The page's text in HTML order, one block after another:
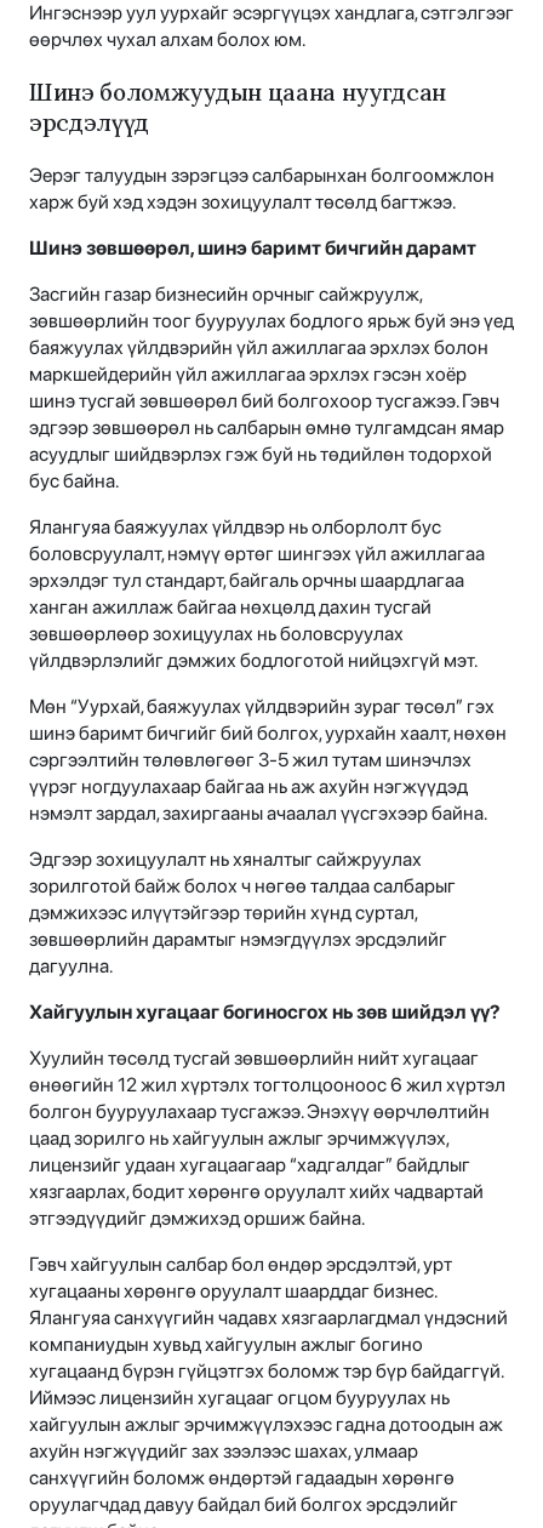
Ингэснээр уул уурхайг эсэргүүцэх хандлага, сэтгэлгээг
өөрчлөх чухал алхам болох юм.
Шинэ боломжуудын цаана нуугдсан
эрсдэлүүд
Эерэг талуудын зэрэгцээ салбарынхан болгоомжлон
харж буй хэд хэдэн зохицуулалт төсөлд багтжээ.
Шинэ зөвшөөрөл, шинэ баримт бичгийн дарамт
Засгийн газар бизнесийн орчныг сайжруулж,
зөвшөөрлийн тоог бууруулах бодлого ярьж буй энэ үед
баяжуулах үйлдвэрийн үйл ажиллагаа эрхлэх болон
маркшейдерийн үйл ажиллагаа эрхлэх гэсэн хоёр
шинэ тусгай зөвшөөрөл бий болгохоор тусгажээ. Гэвч
эдгээр зөвшөөрөл нь салбарын өмнө тулгамдсан ямар
асуудлыг шийдвэрлэх гэж буй нь төдийлөн тодорхой
бус байна.
Ялангуяа баяжуулах үйлдвэр нь олборлолт бус
боловсруулалт, нэмүү өртөг шингээх үйл ажиллагаа
эрхэлдэг тул стандарт, байгаль орчны шаардлагаа
ханган ажиллаж байгаа нөхцөлд дахин тусгай
зөвшөөрлөөр зохицуулах нь боловсруулах
үйлдвэрлэлийг дэмжих бодлоготой нийцэхгүй мэт.
Мөн “Уурхай, баяжуулах үйлдвэрийн зураг төсөл” гэх
шинэ баримт бичгийг бий болгох, уурхайн хаалт, нөхөн
сэргээлтийн төлөвлөгөөг 3-5 жил тутам шинэчлэх
үүрэг ногдуулахаар байгаа нь аж ахуйн нэгжүүдэд
нэмэлт зардал, захиргааны ачаалал үүсгэхээр байна.
Эдгээр зохицуулалт нь хяналтыг сайжруулах
зорилготой байж болох ч нөгөө талдаа салбарыг
дэмжихээс илүүтэйгээр төрийн хүнд суртал,
зөвшөөрлийн дарамтыг нэмэгдүүлэх эрсдэлийг
дагуулна.
Хайгуулын хугацааг богиносгох нь зөв шийдэл үү?
Хуулийн төсөлд тусгай зөвшөөрлийн нийт хугацааг
өнөөгийн 12 жил хүртэлх тогтолцооноос 6 жил хүртэл
болгон бууруулахаар тусгажээ. Энэхүү өөрчлөлтийн
цаад зорилго нь хайгуулын ажлыг эрчимжүүлэх,
лицензийг удаан хугацаагаар “хадгалдаг” байдлыг
хязгаарлах, бодит хөрөнгө оруулалт хийх чадвартай
этгээдүүдийг дэмжихэд оршиж байна.
Гэвч хайгуулын салбар бол өндөр эрсдэлтэй, урт
хугацааны хөрөнгө оруулалт шаарддаг бизнес.
Ялангуяа санхүүгийн чадавх хязгаарлагдмал үндэсний
компаниудын хувьд хайгуулын ажлыг богино
хугацаанд бүрэн гүйцэтгэх боломж тэр бүр байдаггүй.
Иймээс лицензийн хугацааг огцом бууруулах нь
хайгуулын ажлыг эрчимжүүлэхээс гадна дотоодын аж
ахуйн нэгжүүдийг зах зээлээс шахах, улмаар
санхүүгийн боломж өндөртэй гадаадын хөрөнгө
оруулагчдад давуу байдал бий болгох эрсдэлийг